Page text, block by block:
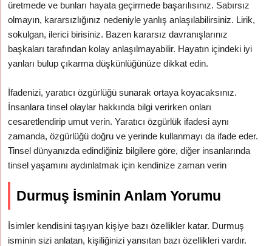
üretmede ve bunları hayata geçirmede başarılısınız. Sabırsız
olmayın, kararsızlığınız nedeniyle yanlış anlaşılabilirsiniz. Lirik,
sokulgan, ilerici birisiniz. Bazen kararsız davranışlarınız
başkaları tarafından kolay anlaşılmayabilir. Hayatın içindeki iyi
yanları bulup çıkarma düşkünlüğünüze dikkat edin.
İfadenizi, yaratıcı özgürlüğü sunarak ortaya koyacaksınız.
İnsanlara tinsel olaylar hakkında bilgi verirken onları
cesaretlendirip umut verin. Yaratıcı özgürlük ifadesi aynı
zamanda, özgürlüğü doğru ve yerinde kullanmayı da ifade eder.
Tinsel dünyanızda edindiğiniz bilgilere göre, diğer insanlarında
tinsel yaşamını aydınlatmak için kendinize zaman verin
Durmuş İsminin Anlam Yorumu
İsimler kendisini taşıyan kişiye bazı özellikler katar. Durmuş
isminin sizi anlatan, kişiliğinizi yansıtan bazı özellikleri vardır.